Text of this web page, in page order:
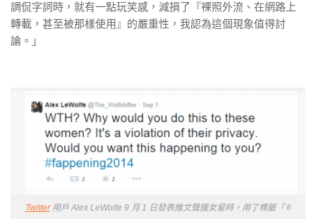
調侃字詞時，就有一點玩笑感，減損了『裸照外流、在網路上
轉載，甚至被那樣使用』的嚴重性，我認為這個現象值得討
論。」
Twitter用戶 Alex LeWolfe 9 月 1 日發表推文聲援女星時，用了標籤「 #